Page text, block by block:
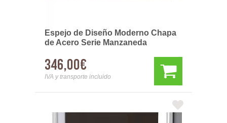
Espejo de Diseño Moderno Chapa
de Acero Serie Manzaneda
346,00€
IVA y transporte incluido